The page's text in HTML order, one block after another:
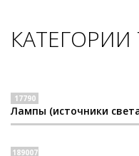
17790
Лампы (источники
189007